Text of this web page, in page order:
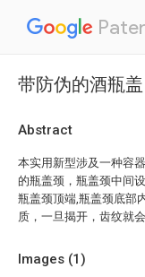
带防伪的酒瓶盖
Abstract
本实用新型涉及一种容
的瓶盖颈，瓶盖颈中间
瓶盖颈顶端,瓶盖颈底部
质，一旦揭开，齿纹就
Images (1)